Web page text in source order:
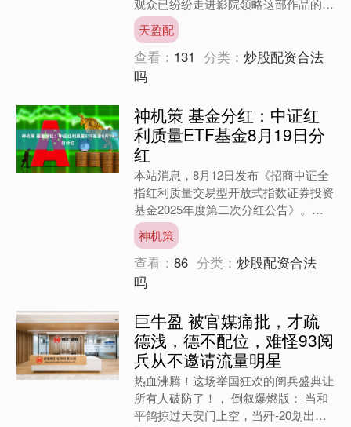
观众已纷纷走进影院领略这部作品的魅
力。观众们对于这部影片的评价中，演
员的演技和剧情的....
天盈配
查看： 131 分类：炒股配资合法
吗
神机策 基金分红：中证红
利质量ETF基金8月19日分
红
本站消息，8月12日发布《招商中证全
指红利质量交易型开放式指数证券投资
基金2025年度第二次分红公告》。本
次分红为2025年度的第二次分红。公
告显示，本次分红的....
神机策
查看：86 分类：炒股配资合法
吗
巨牛盈 被官媒痛批，才疏
德浅，德不配位，难怪93阅
兵从不邀请流量明星
热血沸腾！这场举国狂欢的阅兵盛典让
所有人破防了！， 倒叙爆燃版： 当和
平鸽掠过天安门上空，当歼-20划出七